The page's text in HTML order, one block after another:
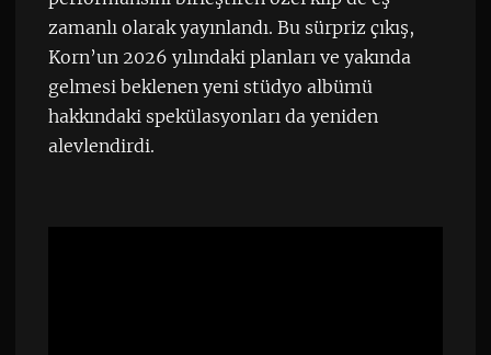
zamanlı olarak yayınlandı. Bu sürpriz çıkış,
Korn’un 2026 yılındaki planları ve yakında
gelmesi beklenen yeni stüdyo albümü
hakkındaki spekülasyonları da yeniden
alevlendirdi.